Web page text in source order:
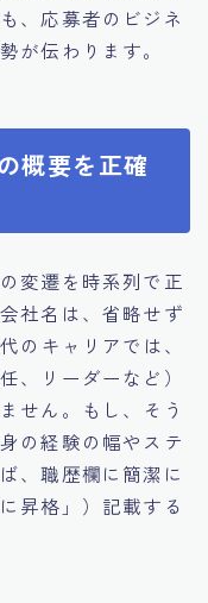
、応募者のビジネ
が伝わります。
概要を正確
変遷を時系列で正
社名は、省略せず
のキャリアでは、
、リーダーなど）
せん。もし、そう
の経験の幅やステ
、職歴欄に簡潔に
昇格」）記載する